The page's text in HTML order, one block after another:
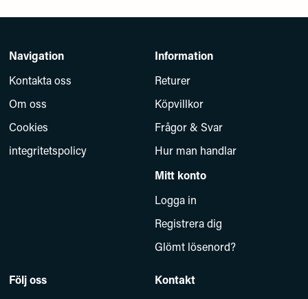
Navigation
Kontakta oss
Om oss
Cookies
integritetspolicy
Information
Returer
Köpvillkor
Frågor & Svar
Hur man handlar
Mitt konto
Logga in
Registrera dig
Glömt lösenord?
Följ oss
Kontakt